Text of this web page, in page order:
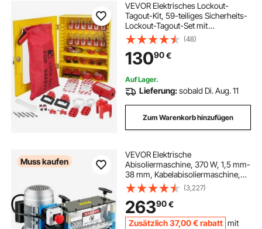
VEVOR Elektrisches Lockout-
Tagout-Kit, 59-teiliges Sicherheits-
Lockout-Tagout-Set mit
Vorhängeschlössern, Haspen,
Anhängern, Kabelbindern,
Steckerverriegelung,
Leistungsschalterverriegelungen
(48)
13090€
Auf Lager.
Lieferung:sobald Di. Aug. 11
Zum Warenkorb hinzufügen
Muss kaufen
VEVOR Elektrische
Abisoliermaschine, 370 W, 1,5 mm-
38 mm, Kabelabisoliermaschine,
Kabel Abisolierwerkzeug, 11 Kanäle
10 Klingen zum Recycling von
Kupferdrähten/Entfernen, Isolierung
aus Kunststoff
(3,227)
26390€
Zusätzlich37,00 €rabatt mit